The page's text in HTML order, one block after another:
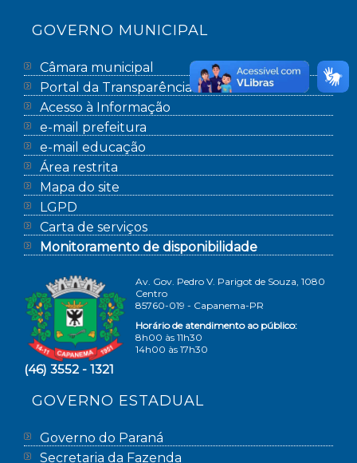
GOVERNO MUNICIPAL
Câmara municipal
Portal da Transparência
Acesso à Informação
e-mail prefeitura
e-mail educação
Área restrita
Mapa do site
LGPD
Carta de serviços
Monitoramento de disponibilidade
Av. Gov. Pedro V. Parigot de Souza, 1080
Centro
85760-019 - Capanema-PR
Horário de atendimento ao público:
8h00 às 11h30
14h00 às 17h30
(46) 3552 - 1321
GOVERNO ESTADUAL
Governo do Paraná
Secretaria da Fazenda